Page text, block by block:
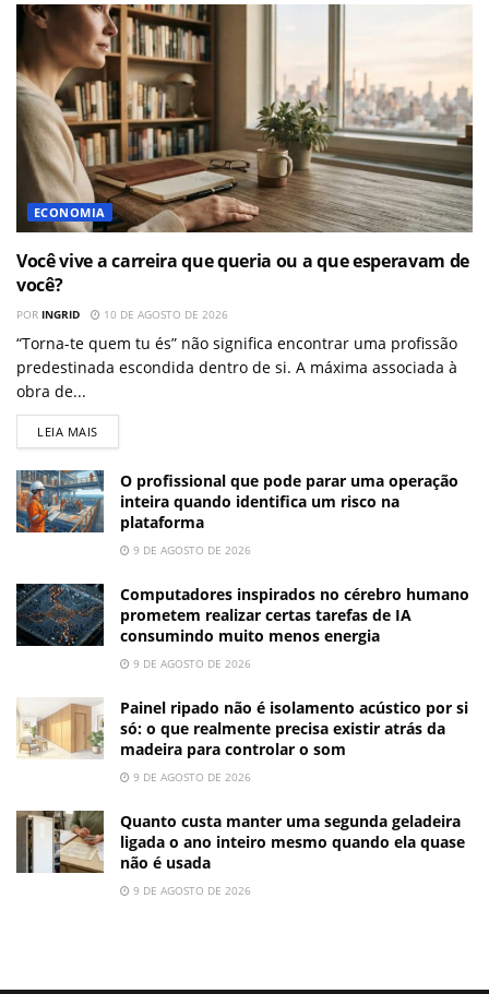
ECONOMIA
Você vive a carreira que queria ou a que esperavam de
você?
POR INGRID 10 DE AGOSTO DE 2026
“Torna-te quem tu és” não significa encontrar uma profissão
predestinada escondida dentro de si. A máxima associada à
obra de...
LEIA MAIS
O profissional que pode parar uma operação
inteira quando identifica um risco na
plataforma
9 DE AGOSTO DE 2026
Computadores inspirados no cérebro humano
prometem realizar certas tarefas de IA
consumindo muito menos energia
9 DE AGOSTO DE 2026
Painel ripado não é isolamento acústico por si
só: o que realmente precisa existir atrás da
madeira para controlar o som
9 DE AGOSTO DE 2026
Quanto custa manter uma segunda geladeira
ligada o ano inteiro mesmo quando ela quase
não é usada
9 DE AGOSTO DE 2026